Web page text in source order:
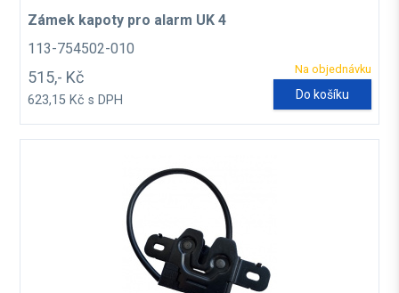
Zámek kapoty pro alarm UK 4
113-754502-010
Na objednávku
515,- Kč
623,15 Kč s DPH Do košíku